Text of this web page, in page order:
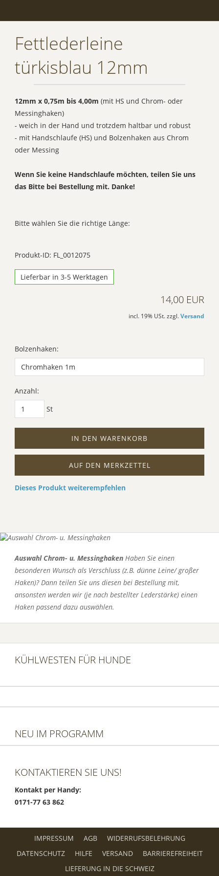
Fettlederleine
türkisblau 12mm
12mm x 0,75m bis 4,00m (mit HS und Chrom- oder
Messinghaken)
- weich in der Hand und trotzdem haltbar und robust
- mit Handschlaufe (HS) und Bolzenhaken aus Chrom
oder Messing
Wenn Sie keine Handschlaufe möchten, teilen Sie uns
das Bitte bei Bestellung mit. Danke!
Bitte wählen Sie die richtige Länge:
Produkt-ID: FL_0012075
Lieferbar in 3-5 Werktagen
14,00 EUR
incl. 19% USt. zzgl. Versand
Bolzenhaken:
Anzahl:
St
IN DEN WARENKORB
AUF DEN MERKZETTEL
Dieses Produkt weiterempfehlen
Auswahl Chrom- u. Messinghaken Haben Sie einen
besonderen Wunsch als Verschluss (z.B. dünne Leine/ großer
Haken)? Dann teilen Sie uns diesen bei Bestellung mit,
ansonsten werden wir (je nach bestellter Lederstärke) einen
Haken passend dazu auswählen.
KÜHLWESTEN FÜR HUNDE
NEU IM PROGRAMM
KONTAKTIEREN SIE UNS!
Kontakt per Handy:
0171-77 63 862
IMPRESSUM AGB
WIDERRUFSBELEHRUNG
DATENSCHUTZ
HILFE VERSAND
BARRIEREFREIHEIT
LIEFERUNG IN DIE SCHWEIZ